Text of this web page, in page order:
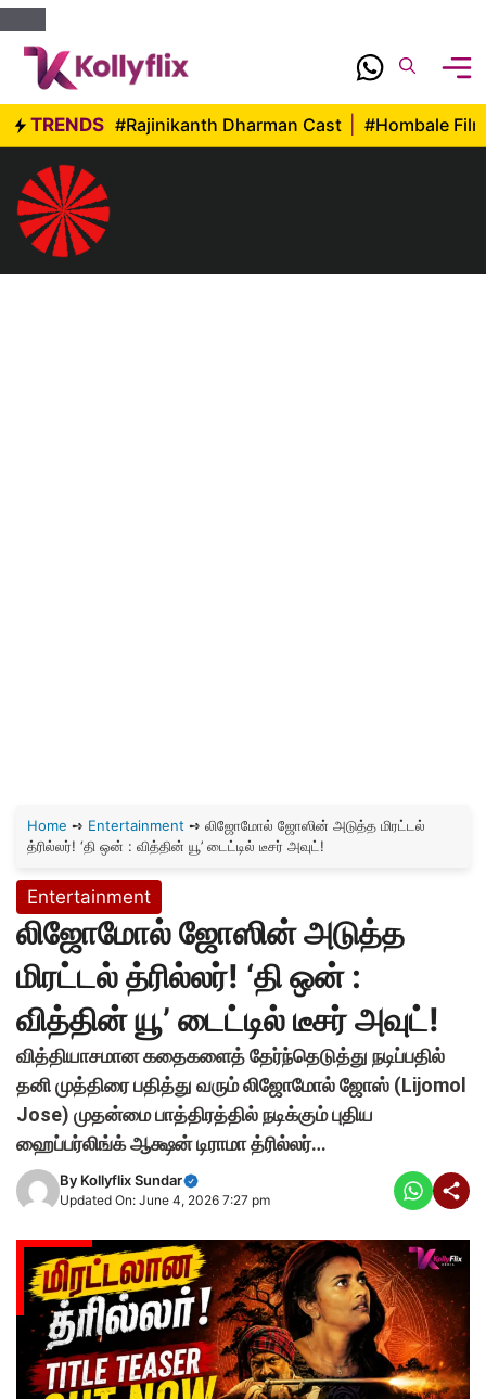
Skip
content
TRENDS #Rajinikanth Dharman Cast #Hombale
Home ➺ Entertainment ➺ லிஜோமோல் ஜோஸின் அடுத்த மிரட்டல்
த்ரில்லர்! ‘தி ஒன் : வித்தின் யூ’ டைட்டில் டீசர் அவுட்!
Entertainment
லிஜோமோல் ஜோஸின் அடுத்த
மிரட்டல் த்ரில்லர்! ‘தி ஒன் :
வித்தின் யூ’ டைட்டில் டீசர் அவுட்!
வித்தியாசமான கதைகளைத் தேர்ந்தெடுத்து நடிப்பதில்
தனி முத்திரை பதித்து வரும் லிஜோமோல் ஜோஸ் (Lijomol
Jose) முதன்மை பாத்திரத்தில் நடிக்கும் புதிய
ஹைப்பர்லிங்க் ஆக்ஷன் டிராமா த்ரில்லர்…
By Kollyflix Sundar
Updated On: June 4, 2026 7:27 pm